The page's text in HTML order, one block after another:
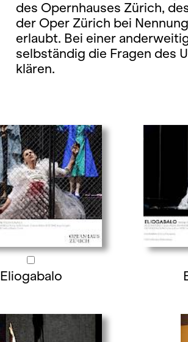
des Opernhauses Zürich,
der Oper Zürich bei
erlaubt. Bei einer
selbständig die Fragen des
klären.
Eliogabalo